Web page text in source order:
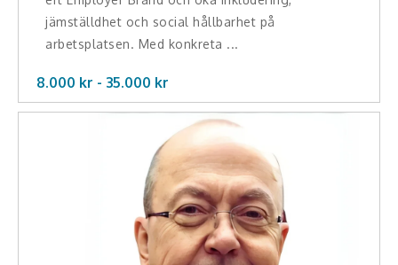
jämställdhet och social hållbarhet på
arbetsplatsen. Med konkreta ...
8.000 kr - 35.000 kr